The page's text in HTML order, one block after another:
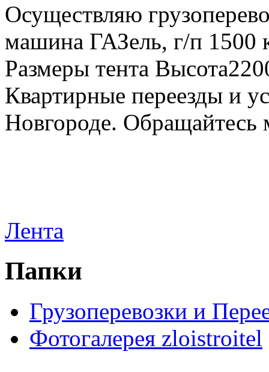
Осуществляю
машина ГАЗель, г/п 1500
Размеры тента
Квартирные переезды и
Новгороде.
Лента
Папки
Грузоперевозки и
Фотогалерея zloistroitel